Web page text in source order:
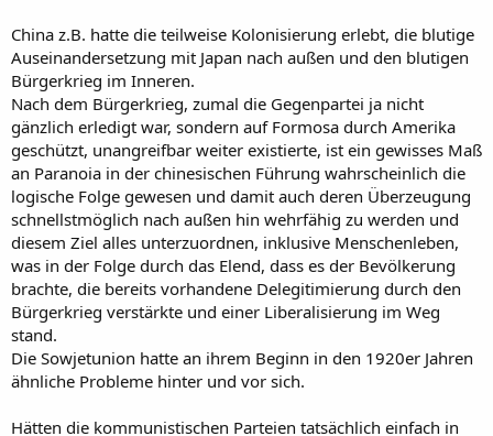
China z.B. hatte die teilweise Kolonisierung erlebt, die blutige
Auseinandersetzung mit Japan nach außen und den blutigen
Bürgerkrieg im Inneren.
Nach dem Bürgerkrieg, zumal die Gegenpartei ja nicht
gänzlich erledigt war, sondern auf Formosa durch Amerika
geschützt, unangreifbar weiter existierte, ist ein gewisses Maß
an Paranoia in der chinesischen Führung wahrscheinlich die
logische Folge gewesen und damit auch deren Überzeugung
schnellstmöglich nach außen hin wehrfähig zu werden und
diesem Ziel alles unterzuordnen, inklusive Menschenleben,
was in der Folge durch das Elend, dass es der Bevölkerung
brachte, die bereits vorhandene Delegitimierung durch den
Bürgerkrieg verstärkte und einer Liberalisierung im Weg
stand.
Die Sowjetunion hatte an ihrem Beginn in den 1920er Jahren
ähnliche Probleme hinter und vor sich.
Hätten die kommunistischen Parteien tatsächlich einfach in